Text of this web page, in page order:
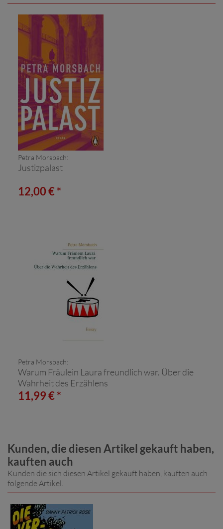
Petra Morsbach:
Justizpalast
12,00 € *
Petra Morsbach:
Warum Fräulein Laura freundlich war. Über die
Wahrheit des Erzählens
11,99 € *
Kunden, die diesen Artikel gekauft haben,
kauften auch
Kunden die sich diesen Artikel gekauft haben, kauften auch
folgende Artikel.